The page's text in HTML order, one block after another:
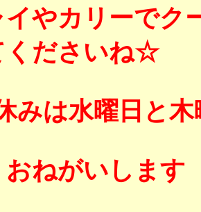
イやカリーでク
くださいね☆
みは水曜日と
おねがいします